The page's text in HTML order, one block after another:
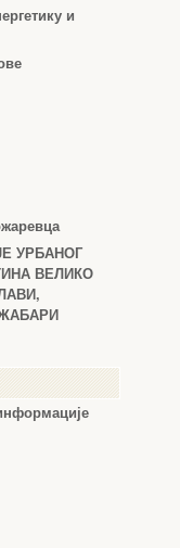
и
УРБАНОГ
ВЕЛИКО